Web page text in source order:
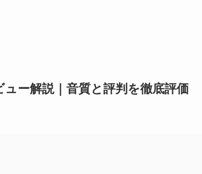
ー解説｜音質と評判を徹底評価